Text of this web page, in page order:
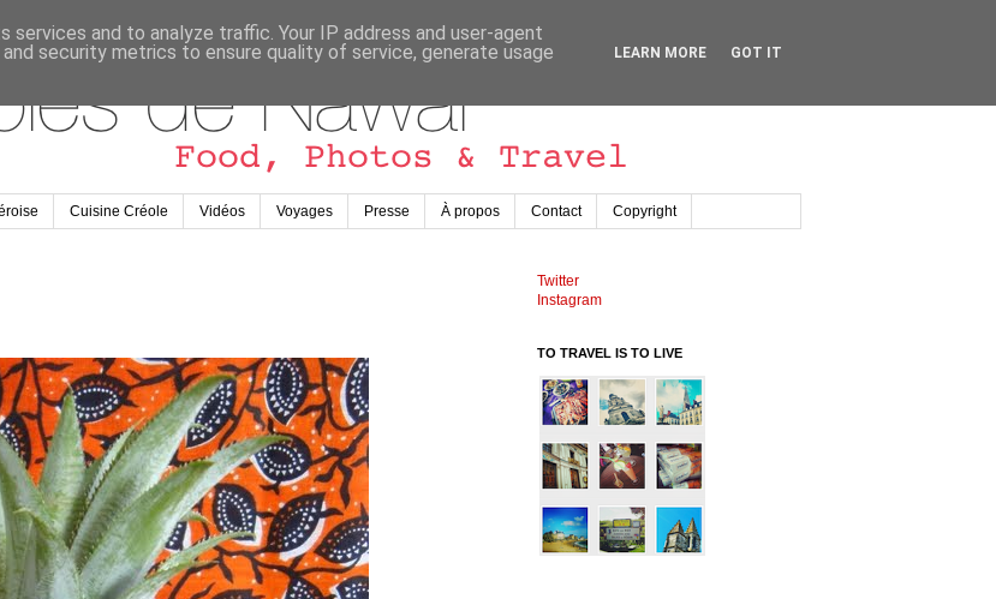
Cuisine Créole Vidéos Voyages Presse À propos Contact Copyright
Twitter
Instagram
TO TRAVEL IS TO LIVE
and to analyze traffic. Your IP address and user-agent
security metrics to ensure quality of service, generate usage
LEARN MORE GOT IT